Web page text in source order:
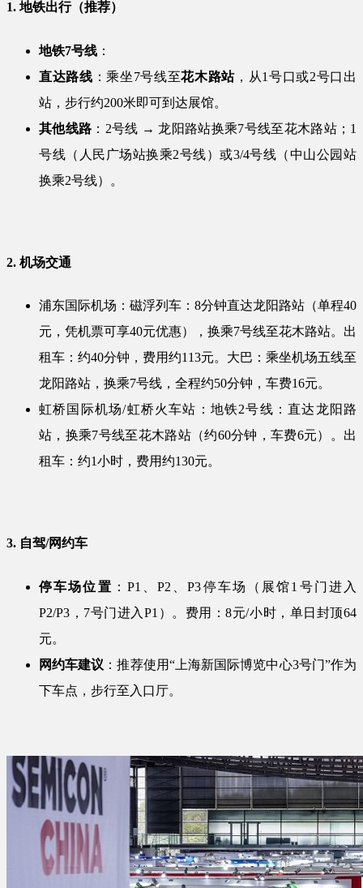
1. 地铁出行（推荐）
地铁7号线 ：
直达路线 ：乘坐7号线至花木路站 ，从1号口或2号口出
站，步行约200米即可到达展馆。
其他线路 ：2号线 → 龙阳路站换乘7号线至花木路站；1
号线（人民广场站换乘2号线）或3/4号线（中山公园站
换乘2号线）。
2. 机场交通
浦东国际机场：磁浮列车：8分钟直达龙阳路站（单程40
元，凭机票可享40元优惠），换乘7号线至花木路站。出
租车：约40分钟，费用约113元。大巴：乘坐机场五线至
龙阳路站，换乘7号线，全程约50分钟，车费16元。
虹桥国际机场/虹桥火车站：地铁2号线：直达龙阳路
站，换乘7号线至花木路站（约60分钟，车费6元）。出
租车：约1小时，费用约130元。
3. 自驾/网约车
停车场位置 ：P1、P2、P3停车场（展馆1号门进入
P2/P3，7号门进入P1）。费用：8元/小时，单日封顶64
元。
网约车建议 ：推荐使用“上海新国际博览中心3号门”作为
下车点，步行至入口厅。